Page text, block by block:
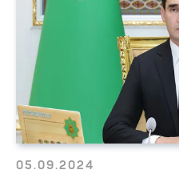
05.09.2024